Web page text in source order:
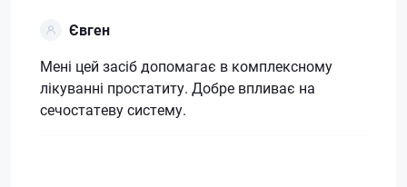
Євген
Мені цей засіб допомагає в комплексному
лікуванні простатиту. Добре впливає на
сечостатеву систему.